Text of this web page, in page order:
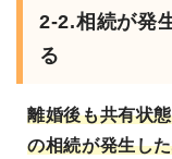
2-2.相続が発
る
離婚後も共有状
の相続が発生し